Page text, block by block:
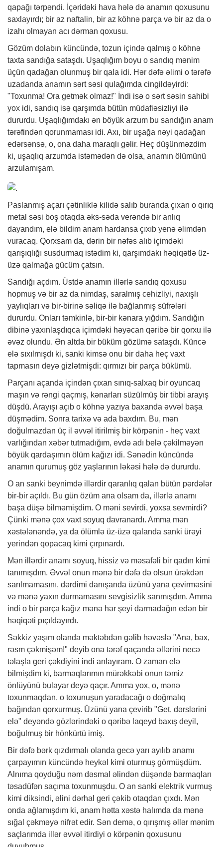
qapağı tərpəndi. İçəridəki hava hələ də anamın qoxusunu
saxlayırdı; bir az naftalin, bir az köhnə parça və bir az da o
izahı olmayan acı dərman qoxusu.
Gözüm dolabın küncündə, tozun içində qalmış o köhnə
taxta sandığa sataşdı. Uşaqlığım boyu o sandıq mənim
üçün qadağan olunmuş bir qala idi. Hər dəfə əlimi o tərəfə
uzadanda anamın sərt səsi qulağımda cingildəyirdi:
"Toxunma! Ora getmək olmaz!" İndi isə o sərt səsin sahibi
yox idi, sandıq isə qarşımda bütün müdafiəsizliyi ilə
dururdu. Uşaqlığımdakı ən böyük arzum bu sandığın anam
tərəfindən qorunmaması idi. Axı, bir uşağa nəyi qadağan
edərsənsə, o, ona daha maraqlı gəlir. Heç düşünməzdim
ki, uşaqlıq arzumda istəmədən də olsa, anamın ölümünü
arzulamışam.
Paslanmış açarı çətinliklə kilidə salıb buranda çıxan o qırıq
metal səsi boş otaqda əks-səda verəndə bir anlıq
dayandım, elə bildim anam hardansa çıxıb yenə əlimdən
vuracaq. Qorxsam da, dərin bir nəfəs alıb içimdəki
qarışıqlığı susdurmaq istədim ki, qarşımdakı həqiqətlə üz-
üzə qalmağa gücüm çatsın.
Sandığı açdım. Üstdə anamın illərlə sandıq qoxusu
hopmuş və bir az da nimdaş, saralmış cehizliyi, naxışlı
yaylıqları və bir-birinə səliqə ilə bağlanmış süfrələri
dururdu. Onları təmkinlə, bir-bir kənara yığdım. Sandığın
dibinə yaxınlaşdıqca içimdəki həyəcan qəribə bir qorxu ilə
əvəz olundu. Ən altda bir büküm gözümə sataşdı. Küncə
elə sıxılmışdı ki, sanki kimsə onu bir daha heç vaxt
tapmasın deyə gizlətmişdi: qırmızı bir parça bükümü.
Parçanı açanda içindən çıxan sınıq-salxaq bir oyuncaq
maşın və rəngi qaçmış, kənarları süzülmüş bir tibbi arayış
düşdü. Arayışı açıb o köhnə yazıya baxanda əvvəl başa
düşmədim. Sonra tarixə və ada baxdım. Bu, mən
doğulmazdan üç il əvvəl itirilmiş bir körpənin - heç vaxt
varlığından xəbər tutmadığım, evdə adı belə çəkilməyən
böyük qardaşımın ölüm kağızı idi. Sənədin küncündə
anamın qurumuş göz yaşlarının ləkəsi hələ də dururdu.
O an sanki beynimdə illərdir qaranlıq qalan bütün pərdələr
bir-bir açıldı. Bu gün özüm ana olsam da, illərlə anamı
başa düşə bilməmişdim. O məni sevirdi, yoxsa sevmirdi?
Çünki mənə çox vaxt soyuq davranardı. Amma mən
xəstələnəndə, ya da ölümlə üz-üzə qalanda sanki ürəyi
yerindən qopacaq kimi çırpınardı.
Mən illərdir anamı soyuq, hissiz və məsafəli bir qadın kimi
tanımışdım. Əvvəl onun mənə bir dəfə də olsun ürəkdən
sarılmamasını, dərdimi danışanda üzünü yana çevirməsini
və mənə yaxın durmamasını sevgisizlik sanmışdım. Amma
indi o bir parça kağız mənə hər şeyi darmadağın edən bir
həqiqəti pıçıldayırdı.
Səkkiz yaşım olanda məktəbdən gəlib həvəslə "Ana, bax,
rəsm çəkmişəm!" deyib ona tərəf qaçanda əllərini necə
təlaşla geri çəkdiyini indi anlayıram. O zaman elə
bilmişdim ki, barmaqlarımın mürəkkəbi onun təmiz
önlüyünü bulayar deyə qaçır. Amma yox, o, mənə
toxunmaqdan, o toxunuşun yaradacağı o doğmalıq
bağından qorxurmuş. Üzünü yana çevirib "Get, dərslərini
elə" deyəndə gözlərindəki o qəribə laqeyd baxış deyil,
boğulmuş bir hönkürtü imiş.
Bir dəfə bərk qızdırmalı olanda gecə yarı ayılıb anamı
çarpayımın küncündə heykəl kimi oturmuş görmüşdüm.
Alnıma qoyduğu nəm dəsmal əlindən düşəndə barmaqları
təsadüfən saçıma toxunmuşdu. O an sanki elektrik vurmuş
kimi diksindi, əlini dərhal geri çəkib otaqdan çıxdı. Mən
onda ağlamışdım ki, anam hətta xəstə halımda da mənə
sığal çəkməyə nifrət edir. Sən demə, o qırışmış əllər mənim
saçlarımda illər əvvəl itirdiyi o körpənin qoxusunu